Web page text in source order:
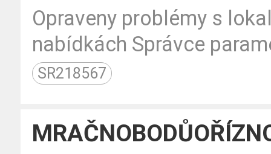
Opraveny problémy s
nabídkách Správce
SR218567